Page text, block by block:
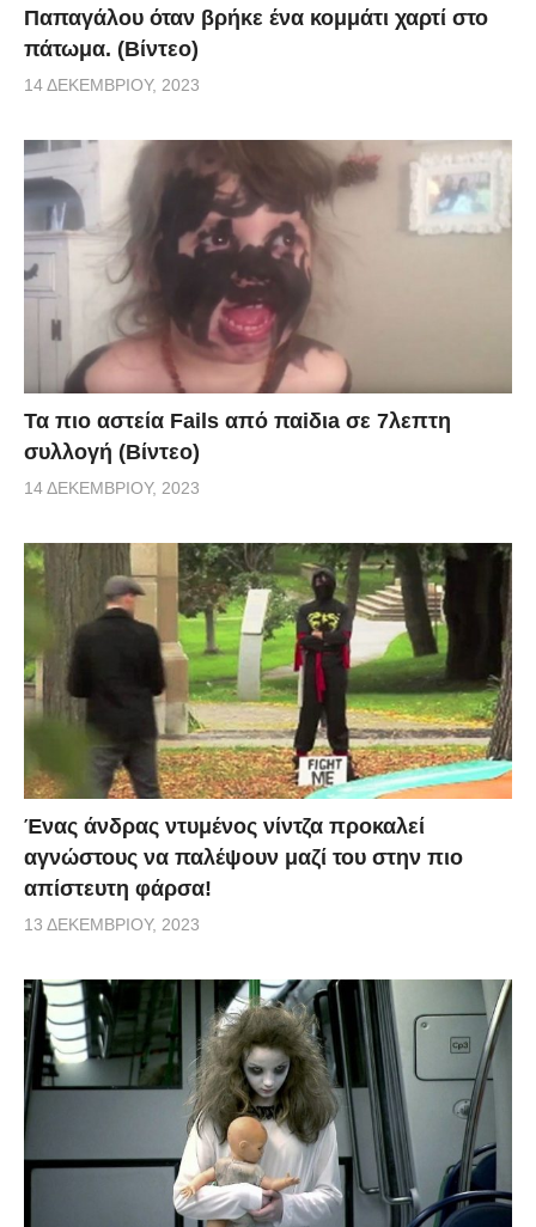
Παπαγάλου όταν βρήκε ένα κομμάτι χαρτί στο
πάτωμα. (Βίντεο)
14 ΔΕΚΕΜΒΡΊΟΥ, 2023
Τα πιο αστεία Fails από παiδιa σε 7λεπτη
συλλογή (Βίντεο)
14 ΔΕΚΕΜΒΡΊΟΥ, 2023
Ένας άνδρας ντυμένος νίντζα προκαλεί
αγνώστους να παλέψουν μαζί του στην πιο
απίστευτη φάρσα!
13 ΔΕΚΕΜΒΡΊΟΥ, 2023